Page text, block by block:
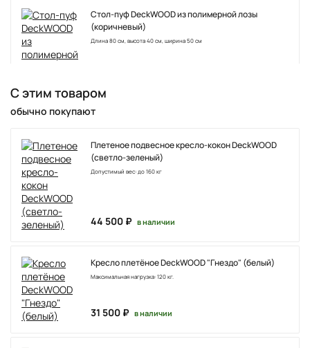
Стол-пуф DeckWOOD из полимерной лозы
(коричневый)
Длина 80 см, высота 40 см, ширина 50 см
С этим товаром
обычно покупают
Плетеное подвесное кресло-кокон DeckWOOD
(светло-зеленый)
Допустимый вес: до 160 кг
44 500 ₽ в наличии
Кресло плетёное DeckWOOD "Гнездо" (белый)
Максимальная нагрузка: 120 кг.
31 500 ₽ в наличии